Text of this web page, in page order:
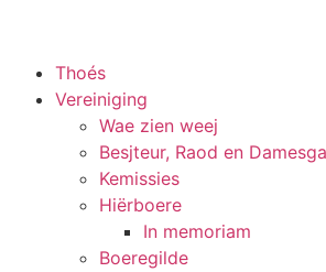
Thoés
Vereiniging
Wae zien weej
Besjteur, Raod en
Kemissies
Hiërboere
In memoriam
Boeregilde